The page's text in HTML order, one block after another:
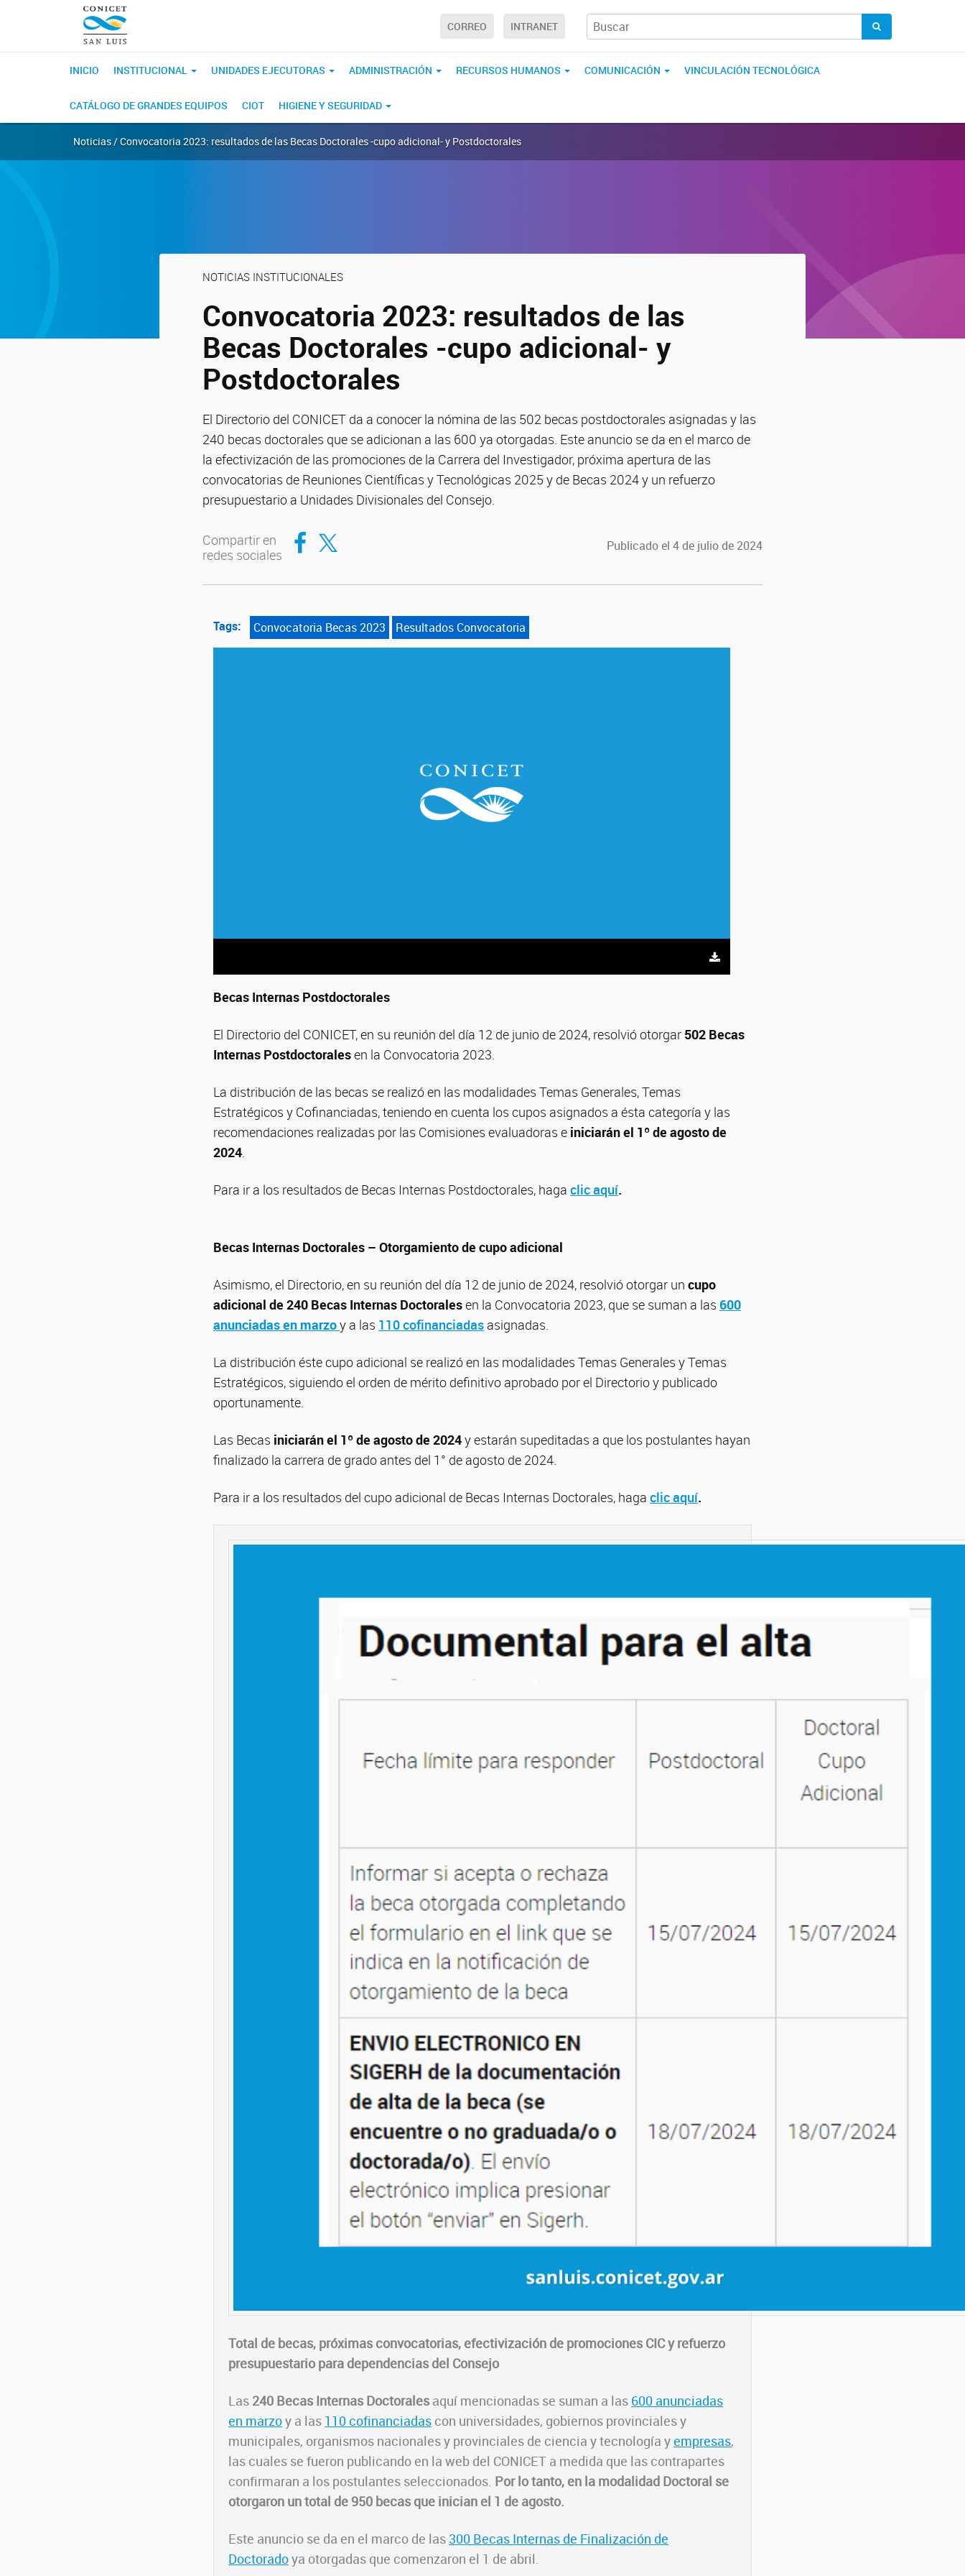
CORREO INTRANET
INICIO INSTITUCIONAL UNIDADES EJECUTORAS ADMINISTRACIÓN RECURSOS HUMANOS COMUNICACIÓN VINCULACIÓN TECNOLÓGICA
CATÁLOGO DE GRANDES EQUIPOS CIOT HIGIENE Y SEGURIDAD
Noticias / Convocatoria 2023: resultados de las Becas Doctorales -cupo adicional- y Postdoctorales
NOTICIAS INSTITUCIONALES
Convocatoria 2023: resultados de las
Becas Doctorales -cupo adicional- y
Postdoctorales
El Directorio del CONICET da a conocer la nómina de las 502 becas postdoctorales asignadas y las
240 becas doctorales que se adicionan a las 600 ya otorgadas. Este anuncio se da en el marco de
la efectivización de las promociones de la Carrera del Investigador, próxima apertura de las
convocatorias de Reuniones Científicas y Tecnológicas 2025 y de Becas 2024 y un refuerzo
presupuestario a Unidades Divisionales del Consejo.
Compartir en
redes sociales
Compartir en Facebook
Compartir en Twitter Publicado el 4 de julio de 2024
Tags: Convocatoria Becas 2023 Resultados Convocatoria
Becas Internas Postdoctorales
El Directorio del CONICET, en su reunión del día 12 de junio de 2024, resolvió otorgar 502 Becas
Internas Postdoctoralesen la Convocatoria 2023.
La distribución de las becas se realizó en las modalidades Temas Generales, Temas
Estratégicos y Cofinanciadas, teniendo en cuenta los cupos asignados a ésta categoría y las
recomendaciones realizadas por las Comisiones evaluadoras e iniciarán el 1º de agosto de
2024.
Para ir a los resultados de Becas Internas Postdoctorales, haga clic aquí.
Becas Internas Doctorales – Otorgamiento de cupo adicional
Asimismo, el Directorio, en su reunión del día 12 de junio de 2024, resolvió otorgar un cupo
adicional de 240 Becas Internas Doctoralesen la Convocatoria 2023, que se suman a las 600
anunciadas en marzoy a las 110 cofinanciadas asignadas.
La distribución éste cupo adicional se realizó en las modalidades Temas Generales y Temas
Estratégicos, siguiendo el orden de mérito definitivo aprobado por el Directorio y publicado
oportunamente.
Las Becas iniciarán el 1º de agosto de 2024y estarán supeditadas a que los postulantes hayan
finalizado la carrera de grado antes del 1° de agosto de 2024.
Para ir a los resultados del cupo adicional de Becas Internas Doctorales, haga clic aquí.
Total de becas, próximas convocatorias, efectivización de promociones CIC y refuerzo
presupuestario para dependencias del Consejo
Las 240 Becas Internas Doctorales aquí mencionadas se suman a las 600 anunciadas
en marzoy a las 110 cofinanciadas con universidades, gobiernos provinciales y
municipales, organismos nacionales y provinciales de ciencia y tecnología yempresas,
las cuales se fueron publicando en la web del CONICET a medida que las contrapartes
confirmaran a los postulantes seleccionados. Por lo tanto, en la modalidad Doctoral se
otorgaron un total de 950 becas que inician el 1 de agosto.
Este anuncio se da en el marco de las 300 Becas Internas de Finalización de
Doctoradoya otorgadas que comenzaron el 1 de abril.